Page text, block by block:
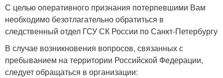
С целью оперативного признания потерпевшими Вам
необходимо безотлагательно обратиться в
следственный отдел ГСУ СК России по Санкт-Петербургу
В случае возникновения вопросов, связанных с
пребыванием на территории Российской Федерации,
следует обращаться в организации: